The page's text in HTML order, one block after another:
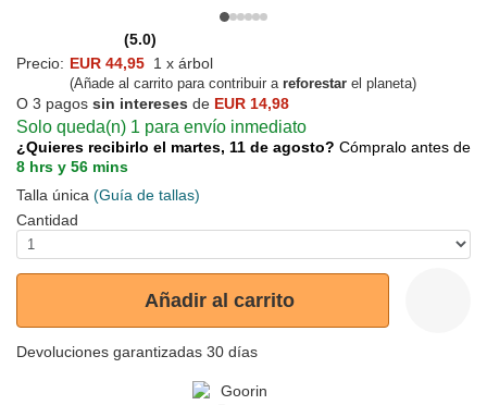
(5.0)
Precio: EUR 44,95 1 x árbol
(Añade al carrito para contribuir a reforestar el planeta)
O 3 pagos sin intereses de EUR 14,98
Solo queda(n) 1 para envío inmediato
¿Quieres recibirlo el martes, 11 de agosto? Cómpralo antes de
8 hrs y 56 mins
Talla única (Guía de tallas)
Cantidad
Añadir al carrito
Devoluciones garantizadas 30 días